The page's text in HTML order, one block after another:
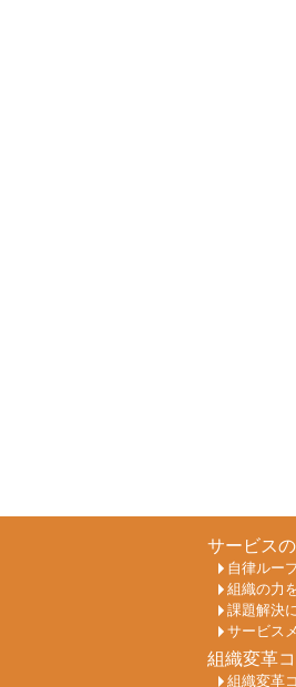
サービス
自律ルー
組織の力
課題解決
サービス
組織変革
組織変革